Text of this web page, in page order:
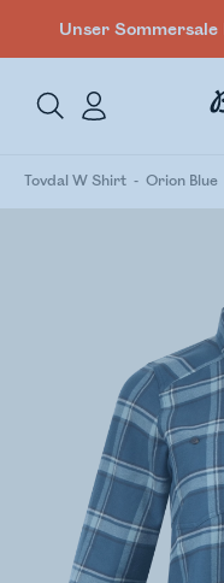
Unser
Tovdal W Shirt Orion Blue